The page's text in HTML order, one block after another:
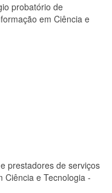
probatório de
em Ciência e
prestadores de serviços
Ciência e Tecnologia -